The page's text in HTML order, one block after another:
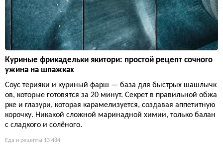
Куриные фрикадельки якитори: простой рецепт сочного
ужина на шпажках
Соус терияки и куриный фарш — база для быстрых шашлычк
ов, которые готовятся за 20 минут. Секрет в правильной обжа
рке и глазури, которая карамелизуется, создавая аппетитную
корочку. Никакой сложной маринадной химии, только балан
с сладкого и солёного.
Еда и рецепты 13 484